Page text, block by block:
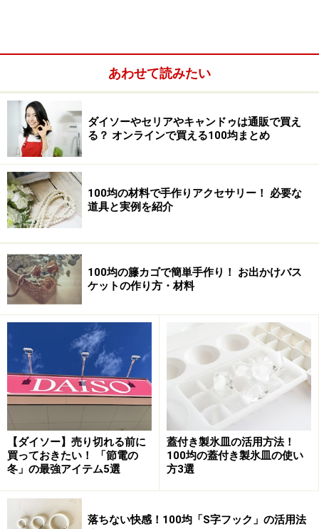
簡単お出かけバスケットの作り方
今回購入した籐カゴは、内側に布がはられている物だっ
たので、2個のうち1個はその布を外しました。毛糸針な
どの太い針を使用して、麻ロープをカゴの底部分に裏か
ら通し、竹リングを固定させます。少し間隔を空けて、
竹リングは2個とも固定させます。
2つのカゴを接続します。竹リングを固定した時と同様
つけるような形で2箇所ほど縛ります。この部分が蝶番
の役目になります。
あわせて読みたい
ダイソーやセリアやキャンドゥは通販で買え
る？ オンラインで買える100均まとめ
100均の材料で手作りアクセサリー！ 必要な
道具と実例を紹介
100均の籐カゴで簡単手作り！ お出かけバス
ケットの作り方・材料
【ダイソー】売り切れる前に
買っておきたい！ 「節電の
冬」の最強アイテム5選
蓋付き製氷皿の活用方法！
100均の蓋付き製氷皿の使い
方3選
落ちない快感！100均「S字フック」の活用法